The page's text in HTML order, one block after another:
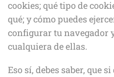
cookies; qué tipo de
qué; y cómo puedes
configurar tu navegador
cualquiera de ellas.
Eso sí, debes saber, que